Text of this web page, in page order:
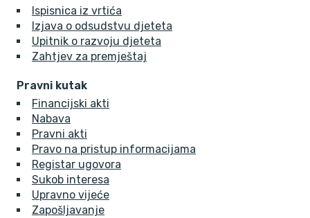
Ispisnica iz vrtića
Izjava o odsudstvu djeteta
Upitnik o razvoju djeteta
Zahtjev za premještaj
Pravni kutak
Financijski akti
Nabava
Pravni akti
Pravo na pristup informacijama
Registar ugovora
Sukob interesa
Upravno vijeće
Zapošljavanje